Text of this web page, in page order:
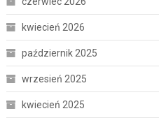
kwiecień 2026
październik 2025
wrzesień 2025
kwiecień 2025